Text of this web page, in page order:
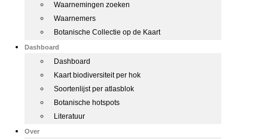
Waarnemingen zoeken
Waarnemers
Botanische Collectie op de Kaart
Dashboard
Dashboard
Kaart biodiversiteit per hok
Soortenlijst per atlasblok
Botanische hotspots
Literatuur
Over